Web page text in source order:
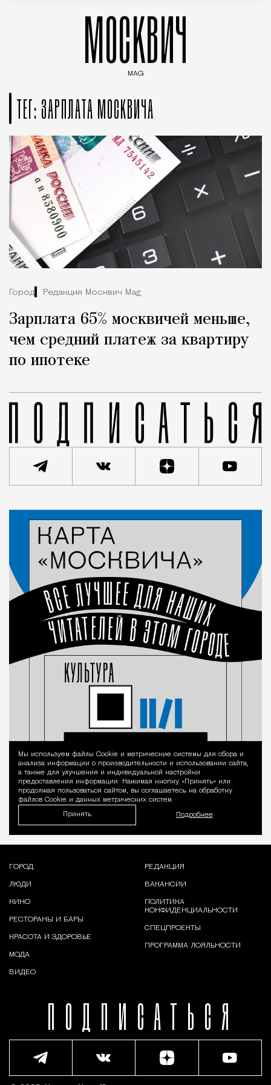
МОСКВИЧ
MAG
ТЕГ: ЗАРПЛАТА МОСКВИЧА
Город Редакция Москвич Mag
Зарплата 65% москвичей меньше,
чем средний платеж за квартиру
по ипотеке
Уведомление
Мы используем файлы Сookie и метрические системы для сбора и
анализа информации о производительности и использовании сайта,
а также для улучшения и индивидуальной настройки
предоставления информации. Нажимая кнопку «Принять» или
продолжая пользоваться сайтом, вы соглашаетесь на обработку
файлов Cookie и данных метрических систем.
Принять Подробнее
ПОДПИСАТЬСЯ
ГОРОД
ЛЮДИ
КИНО
РЕСТОРАНЫ И БАРЫ
КРАСОТА И ЗДОРОВЬЕ
МОДА
ВИДЕО
РЕДАКЦИЯ
ВАКАНСИИ
ПОЛИТИКА
КОНФИДЕНЦИАЛЬНОСТИ
СПЕЦПРОЕКТЫ
ПРОГРАММА ЛОЯЛЬНОСТИ